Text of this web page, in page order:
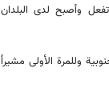
وأصبح لدى البلدان
وللمرة الأولى مشيراً